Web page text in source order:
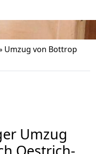
Umzug von Bottrop
Umzug